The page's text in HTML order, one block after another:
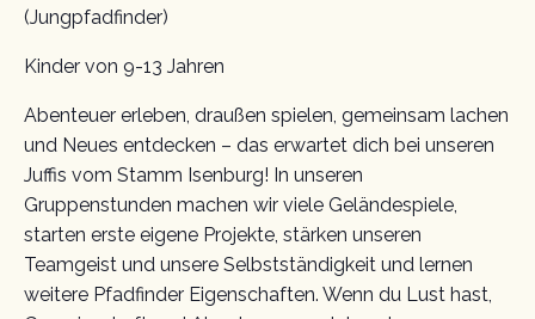
(Jungpfadfinder)
Kinder von 9-13 Jahren
Abenteuer erleben, draußen spielen, gemeinsam lachen
und Neues entdecken – das erwartet dich bei unseren
Juffis vom Stamm Isenburg! In unseren
Gruppenstunden machen wir viele Geländespiele,
starten erste eigene Projekte, stärken unseren
Teamgeist und unsere Selbstständigkeit und lernen
weitere Pfadfinder Eigenschaften. Wenn du Lust hast,